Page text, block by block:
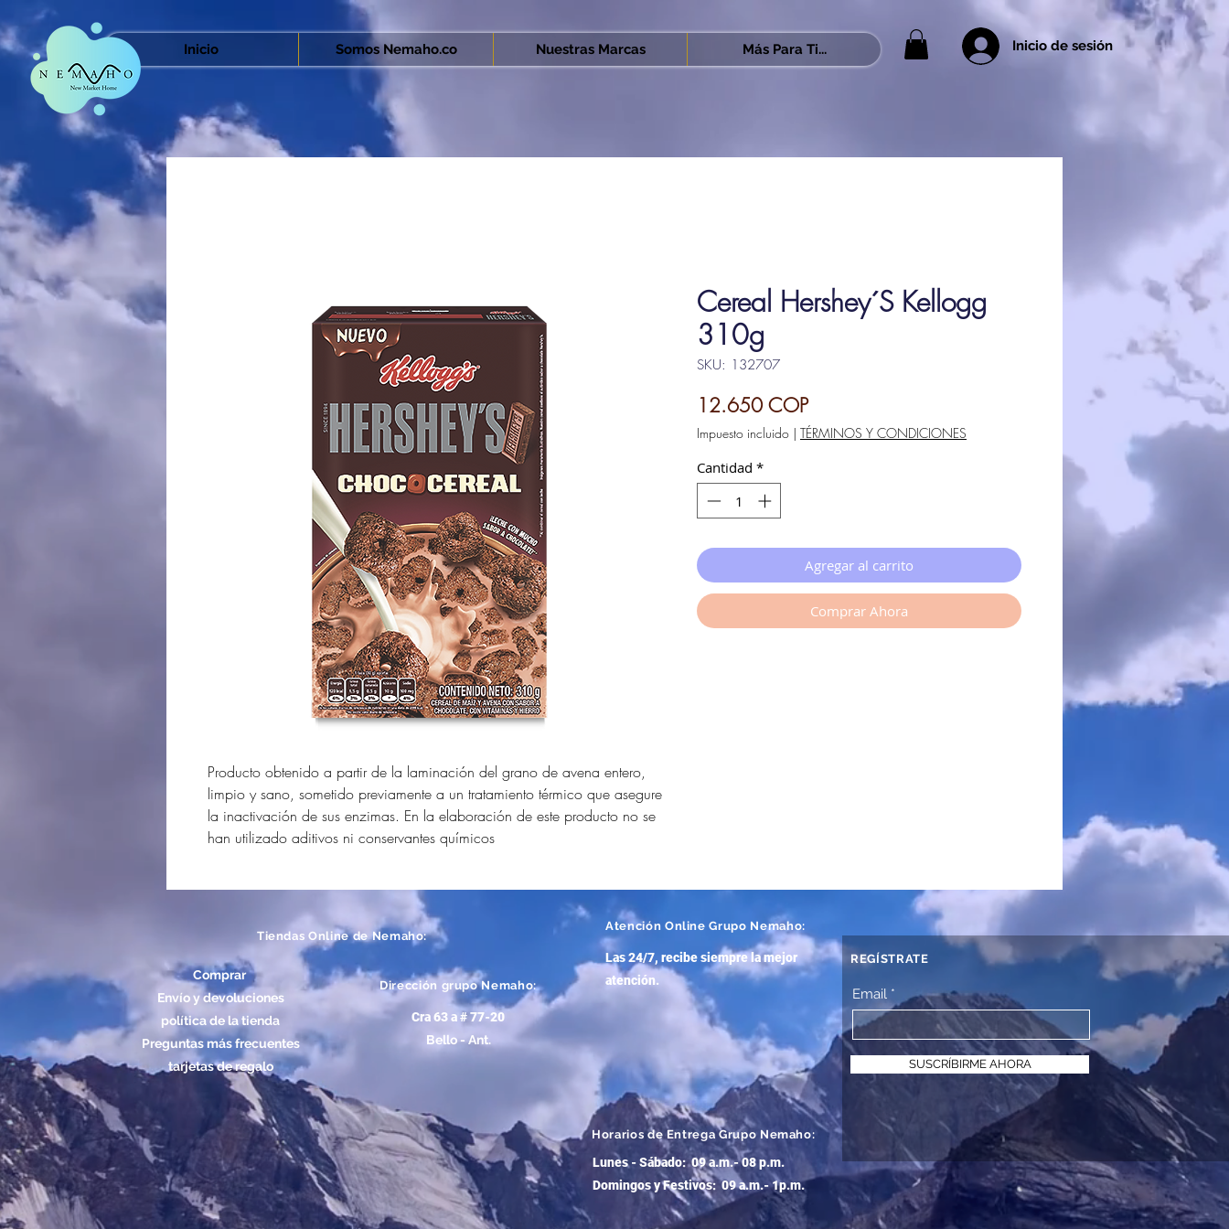
Inicio Somos Nemaho.co Nuestras Marcas Más Para Ti... Inicio de sesión
Producto obtenido a partir de la laminación del grano de avena entero,
limpio y sano, sometido previamente a un tratamiento térmico que asegure
la inactivación de sus enzimas. En la elaboración de este producto no se
han utilizado aditivos ni conservantes químicos
Cereal Hershey´S Kellogg
310g
SKU: 132707
12.650 COPPrecio
Impuesto incluido | TÉRMINOS Y CONDICIONES
Cantidad *
Agregar al carrito
Comprar Ahora
Tiendas Online de Nemaho:
Comprar
Envío y devoluciones
política de la tienda
Preguntas más frecuentes
tarjetas de regalo
Dirección grupo Nemaho:
Cra 63 a # 77-20
Bello - Ant.
Atención Online Grupo Nemaho:
Las 24/7, recibe siempre la mejor
atención.
Horarios de Entrega Grupo Nemaho:
Lunes - Sábado: 09 a.m.- 08 p.m.
Domingos y Festivos: 09 a.m.- 1p.m.
REGÍSTRATE
Email
SUSCRÍBIRME AHORA